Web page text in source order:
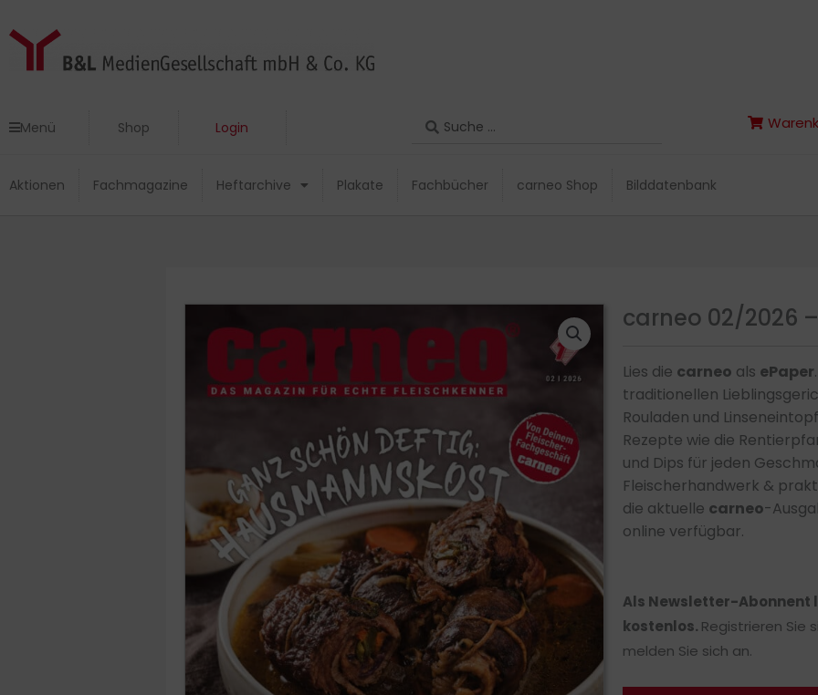
Inhalt
Menü Shop Login
Search
Aktionen Fachmagazine Heftarchive Plakate Fachbücher carneo Shop Bilddatenbank
Menü Shop Login
Search
Aktionen Fachmagazine Heftarchive Plakate Fachbücher carneo Shop Bilddatenbank
carneo 02/2026
Lies die carneo als ePaper
traditionellen
Rouladen und
Rezepte wie die
und Dips für jeden
Fleischerhandwerk &
die aktuelle carneo-
online verfügbar.
Als Newsletter-Abonnent
kostenlos. Registrieren Sie
melden Sie sich an.